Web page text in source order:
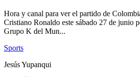
Hora y canal para ver el partido de
Cristiano Ronaldo este sábado 27 de junio
Grupo K del Mun...
Sports
Jesús Yupanqui